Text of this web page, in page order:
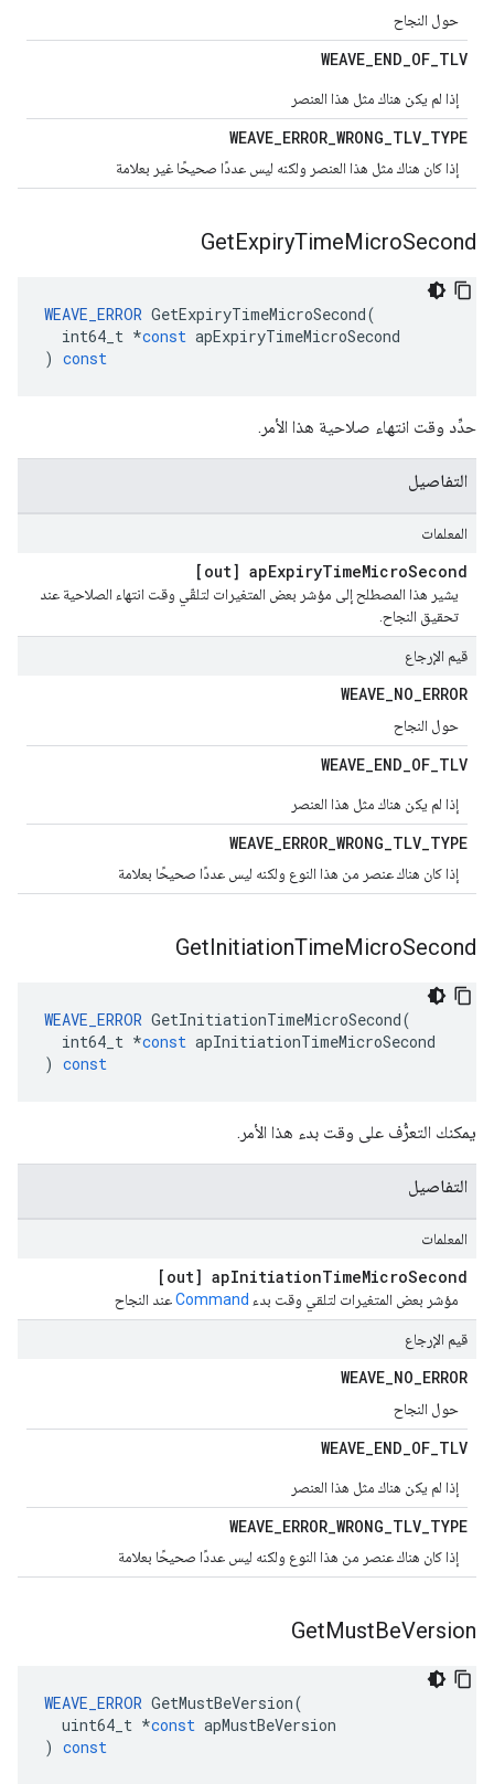
حول النجاح
WEAVE_END_OF_TLV
إذا لم يكن هناك مثل هذا العنصر
WEAVE_ERROR_WRONG_TLV_TYPE
إذا كان هناك مثل هذا العنصر ولكنه ليس عددًا صحيحًا غير بعلامة
GetExpiryTimeMicroSecond
WEAVE_ERROR GetExpiryTimeMicroSecond(
int64_t *const apExpiryTimeMicroSecond
) const
حدِّد وقت انتهاء صلاحية هذا الأمر.
التفاصيل
المعلمات
[out] apExpiryTimeMicroSecond
يشير هذا المصطلح إلى مؤشر بعض المتغيرات لتلقّي وقت انتهاء الصلاحية عند
تحقيق النجاح.
قيم الإرجاع
WEAVE_NO_ERROR
حول النجاح
WEAVE_END_OF_TLV
إذا لم يكن هناك مثل هذا العنصر
WEAVE_ERROR_WRONG_TLV_TYPE
إذا كان هناك عنصر من هذا النوع ولكنه ليس عددًا صحيحًا بعلامة
GetInitiationTimeMicroSecond
WEAVE_ERROR GetInitiationTimeMicroSecond(
int64_t *const apInitiationTimeMicroSecond
) const
يمكنك التعرُّف على وقت بدء هذا الأمر.
التفاصيل
المعلمات
[out] apInitiationTimeMicroSecond
مؤشر بعض المتغيرات لتلقي وقت بدء Commandعند النجاح
قيم الإرجاع
WEAVE_NO_ERROR
حول النجاح
WEAVE_END_OF_TLV
إذا لم يكن هناك مثل هذا العنصر
WEAVE_ERROR_WRONG_TLV_TYPE
إذا كان هناك عنصر من هذا النوع ولكنه ليس عددًا صحيحًا بعلامة
GetMustBeVersion
WEAVE_ERROR GetMustBeVersion(
uint64_t *const apMustBeVersion
) const